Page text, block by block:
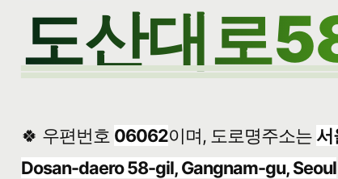
도산대로
🍀 우편번호 06062이며, 도로명주소는 서
Dosan-daero 58-gil, Gangnam-gu, Seoul